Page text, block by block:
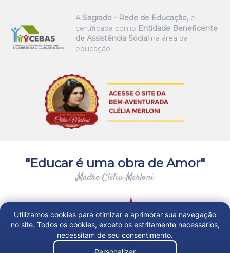
A Sagrado - Rede de Educação, é
certificada como Entidade Beneficente
de Assistência Social na área da
educação.
"Educar é uma obra de Amor"
Madre Clélia Merloni
Utilizamos cookies para otimizar e aprimorar sua navegação
no site. Todos os cookies, exceto os estritamente necessários,
necessitam de seu consentimento.